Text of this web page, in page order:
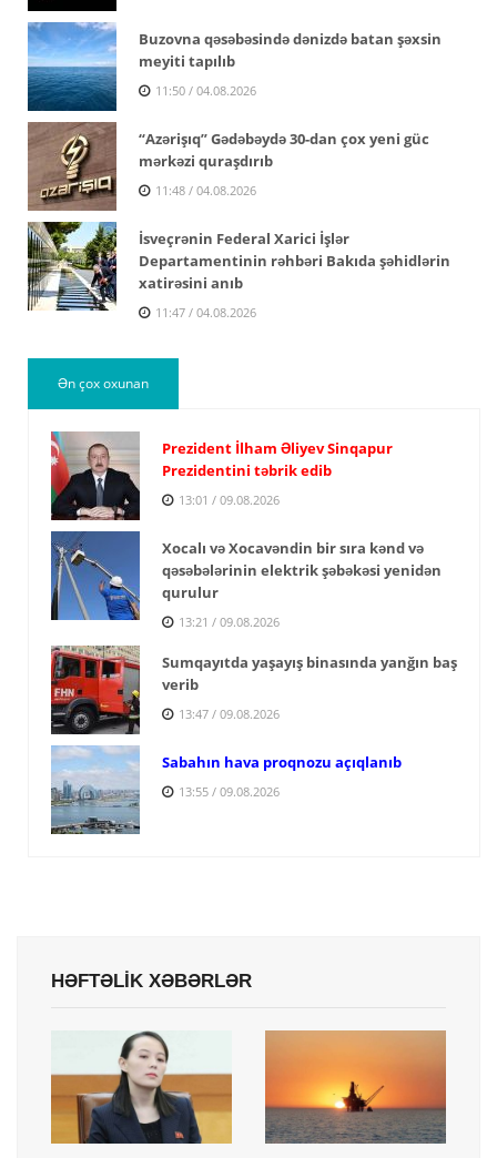
Buzovna qəsəbəsində dənizdə batan şəxsin
meyiti tapılıb
11:50 / 04.08.2026
“Azərişıq” Gədəbəydə 30-dan çox yeni güc
mərkəzi quraşdırıb
11:48 / 04.08.2026
İsveçrənin Federal Xarici İşlər
Departamentinin rəhbəri Bakıda şəhidlərin
xatirəsini anıb
11:47 / 04.08.2026
Ən çox oxunan
Prezident İlham Əliyev Sinqapur
Prezidentini təbrik edib
13:01 / 09.08.2026
Xocalı və Xocavəndin bir sıra kənd və
qəsəbələrinin elektrik şəbəkəsi yenidən
qurulur
13:21 / 09.08.2026
Sumqayıtda yaşayış binasında yanğın baş
verib
13:47 / 09.08.2026
Sabahın hava proqnozu açıqlanıb
13:55 / 09.08.2026
HƏFTƏLİK XƏBƏRLƏR